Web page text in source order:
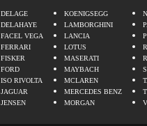
DELAGE
DELAHAYE
FACEL VEGA
FERRARI
FISKER
FORD
ISO RIVOLTA
JAGUAR
JENSEN
KOENIGSEGG
LAMBORGHINI
LANCIA
LOTUS
MASERATI
MAYBACH
MCLAREN
MERCEDES BENZ
MORGAN